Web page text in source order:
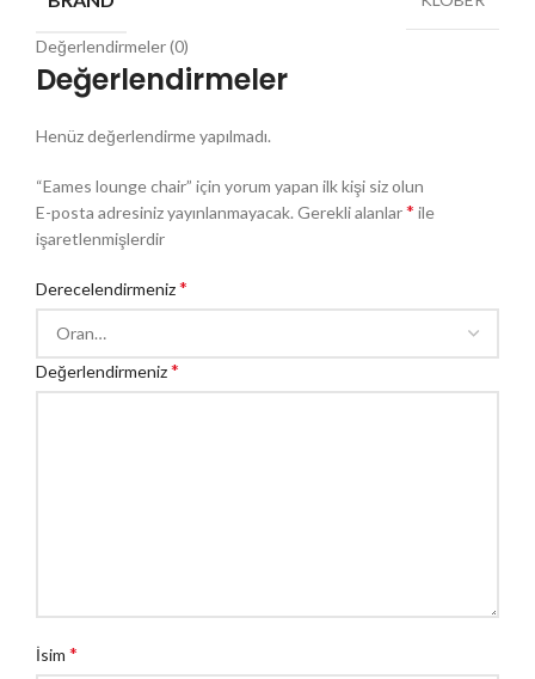
Değerlendirmeler (0)
Değerlendirmeler
Henüz değerlendirme yapılmadı.
“Eames lounge chair” için yorum yapan ilk kişi siz olun
E-posta adresiniz yayınlanmayacak. Gerekli alanlar* ile
işaretlenmişlerdir
Derecelendirmeniz*
Değerlendirmeniz*
İsim *